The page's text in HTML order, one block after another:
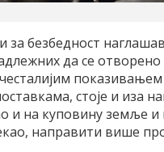
за безбедност
да се
стоје и иза
и на куповину земље
направити више